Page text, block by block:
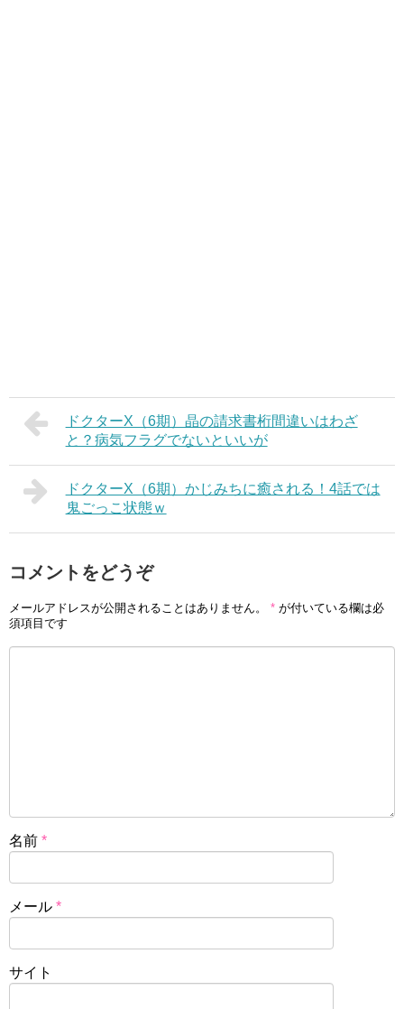
ドクターX（6期）晶の請求書桁間違いはわざ
と？病気フラグでないといいが
ドクターX（6期）かじみちに癒される！4話では
鬼ごっこ状態ｗ
コメントをどうぞ
メールアドレスが公開されることはありません。 * が付いている欄は必
須項目です
名前 *
メール *
サイト